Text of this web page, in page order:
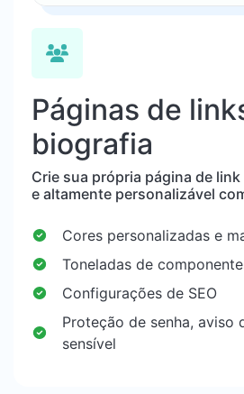
Páginas de
biografia
Crie sua própria página de
e altamente personalizável
Cores personalizadas e
Toneladas de
Configurações de SEO
Proteção de senha, aviso
sensível